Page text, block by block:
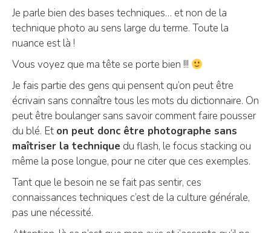
Je parle bien des bases techniques… et non de la
technique photo au sens large du terme. Toute la
nuance est là !
Vous voyez que ma tête se porte bien !!!
Je fais partie des gens qui pensent qu’on peut être
écrivain sans connaître tous les mots du dictionnaire. On
peut être boulanger sans savoir comment faire pousser
du blé. Et on peut donc être photographe sans
maîtriser la technique du flash, le focus stacking ou
même la pose longue, pour ne citer que ces exemples.
Tant que le besoin ne se fait pas sentir, ces
connaissances techniques c’est de la culture générale,
pas une nécessité.